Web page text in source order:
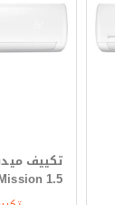
تكييف